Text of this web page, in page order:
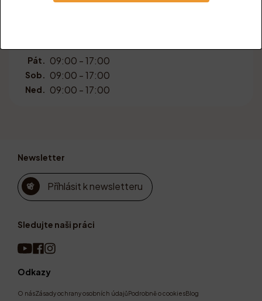
Pát. 09:00 - 17:00
Sob. 09:00 - 17:00
Ned. 09:00 - 17:00
Odkazy
O násZásady ochrany osobních údajůPodrobně o cookiesBlog
Newsletter
Příhlásit k newsletteru
Sledujte naši práci